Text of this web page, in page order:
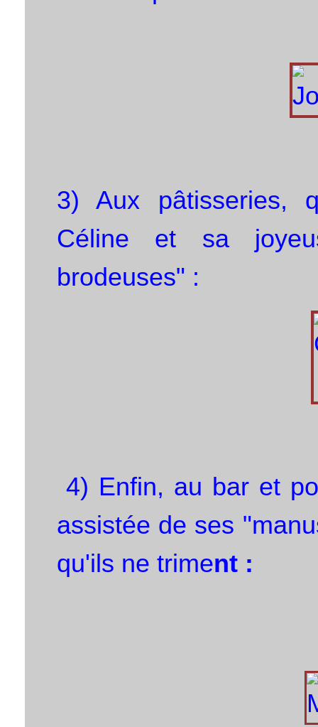
3) Aux pâtisseries,
Céline et sa
brodeuses" :
4) Enfin, au bar et
assistée de ses
qu'ils ne triment :